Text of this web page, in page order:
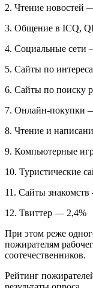
2. Чтение новостей
3. Общение в ICQ,
4. Социальные сети
5. Сайты по
6. Сайты по поиску
7. Онлайн-покупки
8. Чтение и
9. Компьютерные
10. Туристические
11. Сайты
12. Твиттер — 2,4%
При этом реже
пожирателям
соотечественников.
Рейтинг